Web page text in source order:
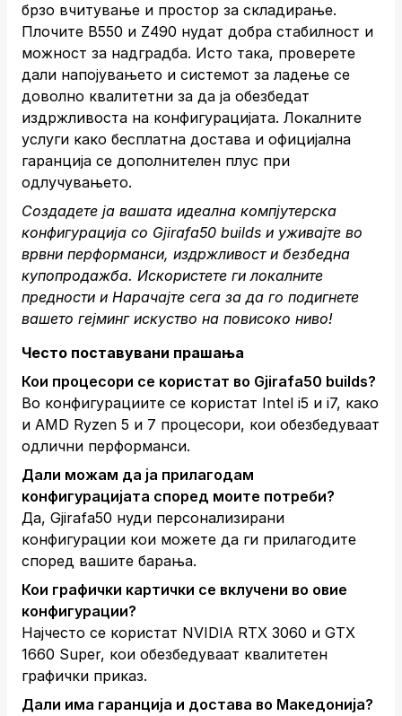
брзо вчитување и простор за складирање.
Плочите B550 и Z490 нудат добра стабилност и
можност за надградба. Исто така, проверете
дали напојувањето и системот за ладење се
доволно квалитетни за да ја обезбедат
издржливоста на конфигурацијата. Локалните
услуги како бесплатна достава и официјална
гаранција се дополнителен плус при
одлучувањето.
Создадете ја вашата идеална компјутерска
конфигурација со Gjirafa50 builds и уживајте во
врвни перформанси, издржливост и безбедна
купопродажба. Искористете ги локалните
предности и Нарачајте сега за да го подигнете
вашето гејминг искуство на повисоко ниво!
Често поставувани прашања
Кои процесори се користат во Gjirafa50 builds?
Во конфигурациите се користат Intel i5 и i7, како
и AMD Ryzen 5 и 7 процесори, кои обезбедуваат
одлични перформанси.
Дали можам да ја прилагодам
конфигурацијата според моите потреби?
Да, Gjirafa50 нуди персонализирани
конфигурации кои можете да ги прилагодите
според вашите барања.
Кои графички картички се вклучени во овие
конфигурации?
Најчесто се користат NVIDIA RTX 3060 и GTX
1660 Super, кои обезбедуваат квалитетен
графички приказ.
Дали има гаранција и достава во Македонија?